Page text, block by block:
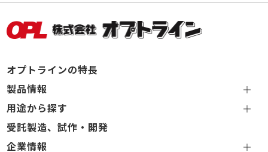
オプトラインの特長
製品情報
用途から探す
受託製造、試作・開発
企業情報